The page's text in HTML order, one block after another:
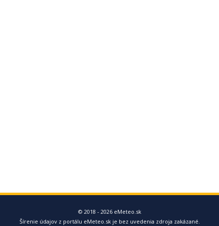
© 2018 - 2026 eMeteo.sk
Šírenie údajov z portálu eMeteo.sk je bez uvedenia zdroja zakázané.